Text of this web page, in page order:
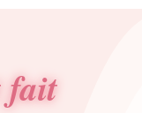
fait